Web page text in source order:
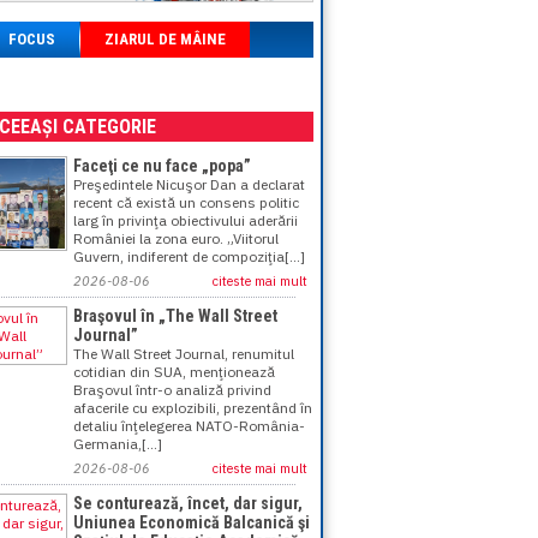
FOCUS ZIARUL DE MÂINE
CATEGORIE
Faceţi ce nu face „popa”
Preşedintele Nicuşor Dan a declarat
recent că există un consens politic
larg în privinţa obiectivului aderării
României la zona euro. „Viitorul
Guvern, indiferent de compoziţia[...]
2026-08-06 citeste mai mult
Braşovul în „The Wall Street
Journal”
The Wall Street Journal, renumitul
cotidian din SUA, menţionează
Braşovul într-o analiză privind
afacerile cu explozibili, prezentând în
detaliu înţelegerea NATO-România-
Germania,[...]
2026-08-06 citeste mai mult
Se conturează, încet, dar sigur,
Uniunea Economică Balcanică şi